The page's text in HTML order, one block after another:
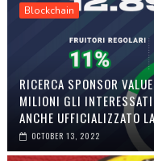
Blockchain
RICERCA SPONSOR
MILIONI GLI
ANCHE UFFICIALIZZATO
OCTOBER 13, 2022